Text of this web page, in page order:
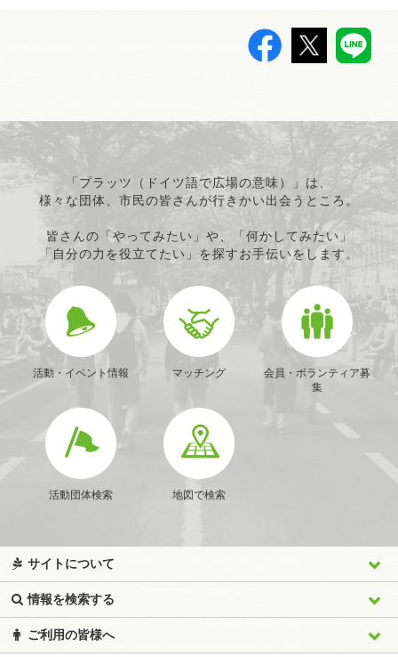
「プラッツ（ドイツ語で広場の意味）」は、
様々な団体、市民の皆さんが行きかい出会うところ。
皆さんの「やってみたい」や、「何かしてみたい」
「自分の力を役立てたい」を探すお手伝いをします。
活動・イベント情報 マッチング
会員・ボランティア募
集
活動団体検索 地図で検索
サイトについて
情報を検索する
ご利用の皆様へ